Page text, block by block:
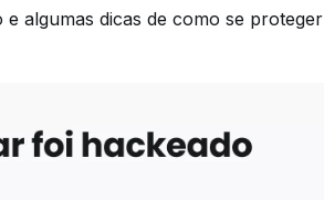
algumas dicas de como se proteger